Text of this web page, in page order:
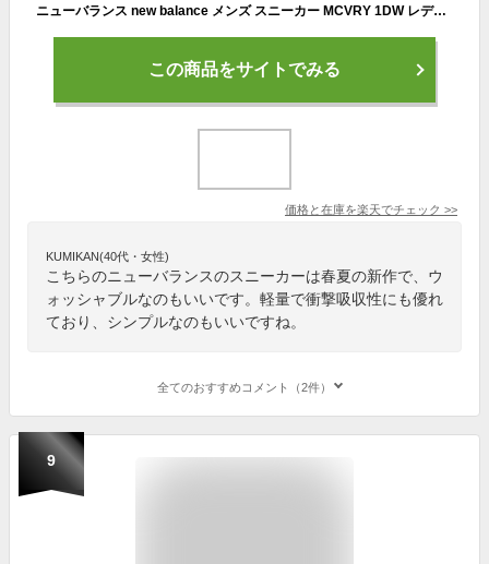
ニューバランス new balance メンズ スニーカー MCVRY 1DW レディース D幅 ウォッシャブル ウォーキング 26春夏新作
この商品をサイトでみる
価格と在庫を楽天でチェック >>
KUMIKAN(40代・女性)
こちらのニューバランスのスニーカーは春夏の新作で、ウ
ォッシャブルなのもいいです。軽量で衝撃吸収性にも優れ
ており、シンプルなのもいいですね。
全てのおすすめコメント（2件）
9